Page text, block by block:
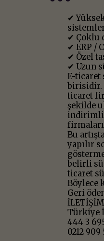
✔
✔ Çoklu
✔ ERP /
✔ Özel
✔ Uzun
E-ticaret
birisidir.
ticaret
şekilde
indirimli
Bu
yapılır
belirli
ticaret
Böylece
Geri
Türkiye
444 3
0212 909